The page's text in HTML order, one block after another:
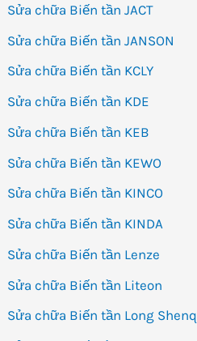
Sửa chữa Biến tần JACT
Sửa chữa Biến tần JANSON
Sửa chữa Biến tần KCLY
Sửa chữa Biến tần KDE
Sửa chữa Biến tần KEB
Sửa chữa Biến tần KEWO
Sửa chữa Biến tần KINCO
Sửa chữa Biến tần KINDA
Sửa chữa Biến tần Lenze
Sửa chữa Biến tần Liteon
Sửa chữa Biến tần Long Shenq